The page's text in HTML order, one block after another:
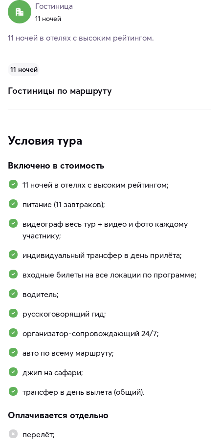
Гостиница
11 ночей
11 ночей в отелях с высоким рейтингом.
11 ночей
Гостиницы по маршруту
Условия тура
Включено в стоимость
11 ночей в отелях с высоким рейтингом;
питание (11 завтраков);
видеограф весь тур + видео и фото каждому
участнику;
индивидуальный трансфер в день прилёта;
входные билеты на все локации по программе;
водитель;
русскоговорящий гид;
организатор-сопровождающий 24/7;
авто по всему маршруту;
джип на сафари;
трансфер в день вылета (общий).
Оплачивается отдельно
перелёт;